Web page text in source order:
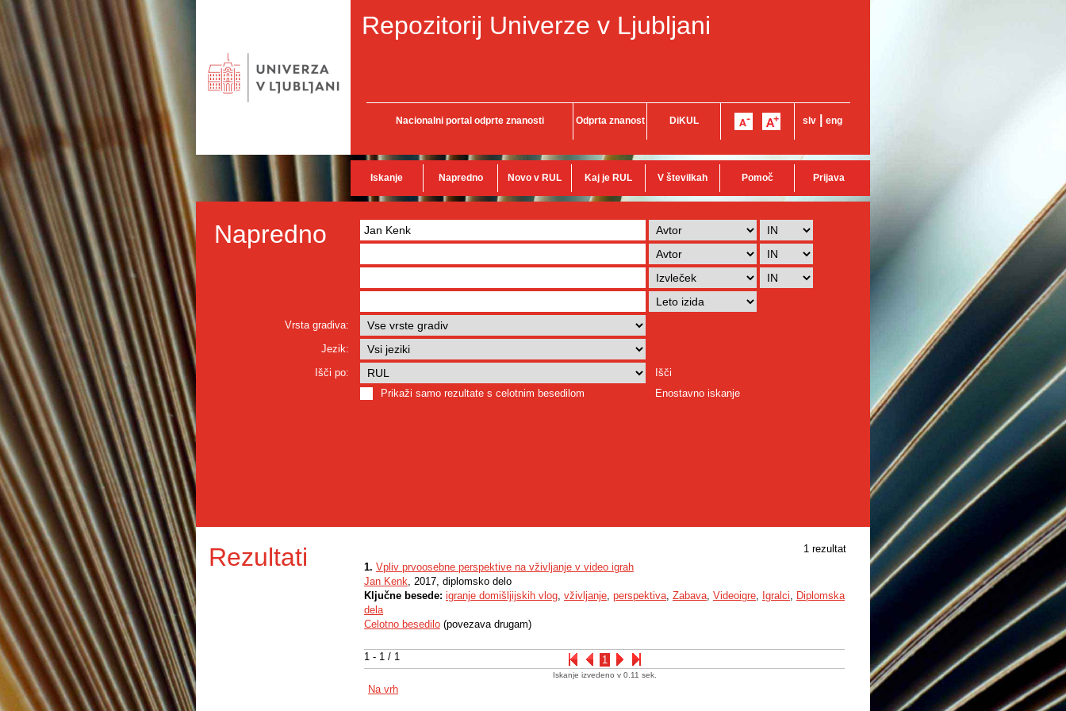
Repozitorij Univerze v Ljubljani
Nacionalni portal odprte znanosti Odprta znanost DiKUL slv eng
Iskanje Napredno Novo v RUL Kaj je RUL V številkah Pomoč Prijava
Napredno
Vrsta gradiva:
Jezik:
Išči po:
Išči
Prikaži samo rezultate s celotnim besedilom
Enostavno iskanje
Rezultati 1 rezultat
1 - 1 / 1 1
1. Vpliv prvoosebne perspektive na vživljanje v video igrah
Jan Kenk, 2017, diplomsko delo
Ključne besede: igranje domišljijskih vlog, vživljanje, perspektiva, Zabava, Videoigre, Igralci, Diplomska
dela
Celotno besedilo (povezava drugam)
Iskanje izvedeno v 0.11 sek.
Na vrh